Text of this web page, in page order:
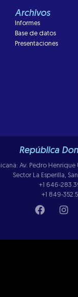
Archivos
Informes
Base de datos
Presentaciones
República
Av. Pedro Henrique
Sector La Esperilla,
+1 646-
+1 849-